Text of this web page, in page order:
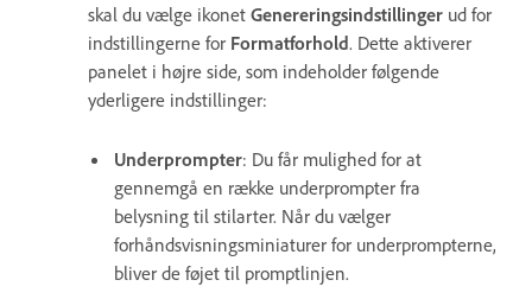
skal du vælge ikonet Genereringsindstillinger ud for
indstillingerne for Formatforhold. Dette aktiverer
panelet i højre side, som indeholder følgende
yderligere indstillinger:
Underprompter: Du får mulighed for at
gennemgå en række underprompter fra
belysning til stilarter. Når du vælger
forhåndsvisningsminiaturer for underprompterne,
bliver de føjet til promptlinjen.